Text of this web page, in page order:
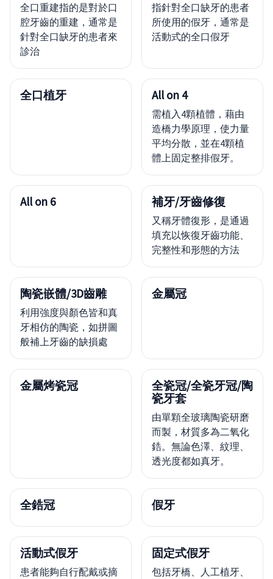
全口重建指的是對於口
腔牙齒的重建，通常是
針對全口缺牙的患者來
診治
指針對全口缺牙的患者
所使用的假牙，通常是
活動式的全口假牙
全口植牙 All on 4
需植入4顆植體，藉由
造橋力學原理，使力量
平均分散，並在4顆植
體上固定整排假牙。
All on 6 補牙/牙齒修復
又稱牙體復形，是通過
填充以恢復牙齒功能、
完整性和形態的方法
陶瓷嵌體/3D齒雕
利用強度與顏色皆和真
牙相仿的陶瓷，如拼圖
般補上牙齒的缺損處
金屬冠
金屬烤瓷冠
全瓷冠/全瓷牙冠/陶
瓷牙套
由單顆全玻璃陶瓷研磨
而製，材質多為二氧化
鋯。無論色澤、紋理、
透光度都如真牙。
全鋯冠 假牙
活動式假牙
患者能夠自行配戴或摘
固定式假牙
包括牙橋、人工植牙、